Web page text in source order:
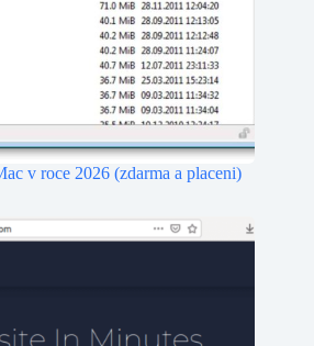
v roce 2026 (zdarma a placeni)